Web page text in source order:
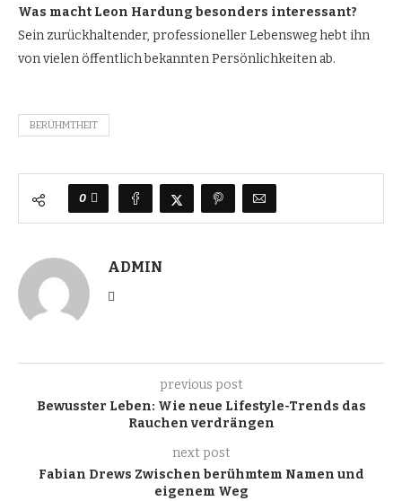
Was macht Leon Hardung besonders interessant?
Sein zurückhaltender, professioneller Lebensweg hebt ihn
von vielen öffentlich bekannten Persönlichkeiten ab.
BERÜHMTHEIT
0
ADMIN
previous post
Bewusster Leben: Wie neue Lifestyle-Trends das
Rauchen verdrängen
next post
Fabian Drews Zwischen berühmtem Namen und
eigenem Weg